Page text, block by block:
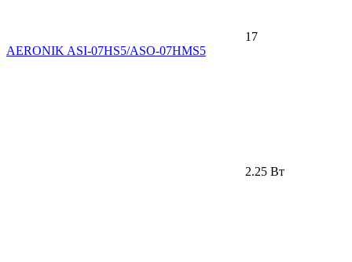
17
AERONIK ASI-07HS5/ASO-07HMS5
2.25 Вт